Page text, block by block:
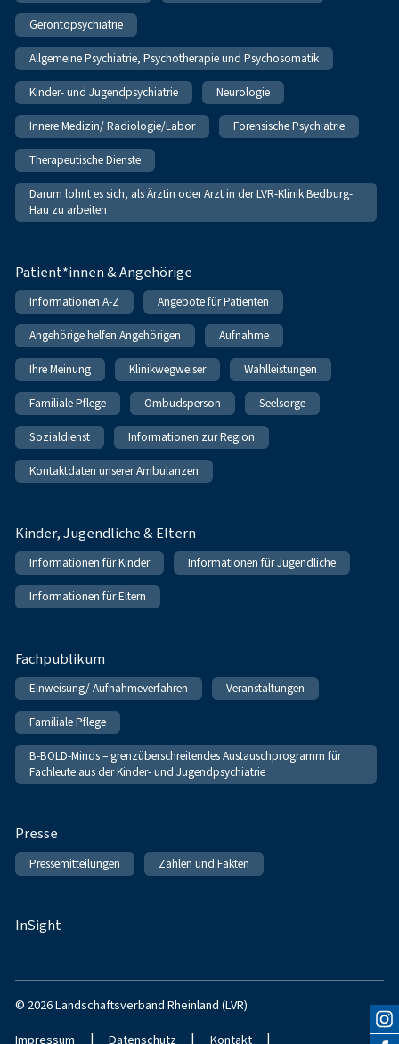
Gerontopsychiatrie
Allgemeine Psychiatrie, Psychotherapie und Psychosomatik
Kinder- und Jugendpsychiatrie Neurologie
Innere Medizin/ Radiologie/Labor Forensische Psychiatrie
Therapeutische Dienste
Darum lohnt es sich, als Ärztin oder Arzt in der LVR-Klinik Bedburg-
Hau zu arbeiten
Patient*innen & Angehörige
Informationen A-Z Angebote für Patienten
Angehörige helfen Angehörigen Aufnahme
Ihre Meinung Klinikwegweiser Wahlleistungen
Familiale Pflege Ombudsperson Seelsorge
Sozialdienst Informationen zur Region
Kontaktdaten unserer Ambulanzen
Kinder, Jugendliche & Eltern
Informationen für Kinder Informationen für Jugendliche
Informationen für Eltern
Fachpublikum
Einweisung/ Aufnahmeverfahren Veranstaltungen
Familiale Pflege
B-BOLD-Minds – grenzüberschreitendes Austauschprogramm für
Fachleute aus der Kinder- und Jugendpsychiatrie
Presse
Pressemitteilungen Zahlen und Fakten
InSight
© 2026 Landschaftsverband Rheinland (LVR)
Impressum | Datenschutz | Kontakt |